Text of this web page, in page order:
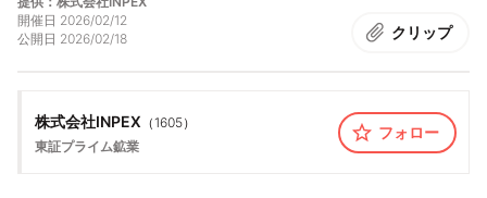
開催日 2026/02/12
公開日 2026/02/18 クリップ
株式会社INPEX （ 1605）
東証プライム鉱業
フォロー